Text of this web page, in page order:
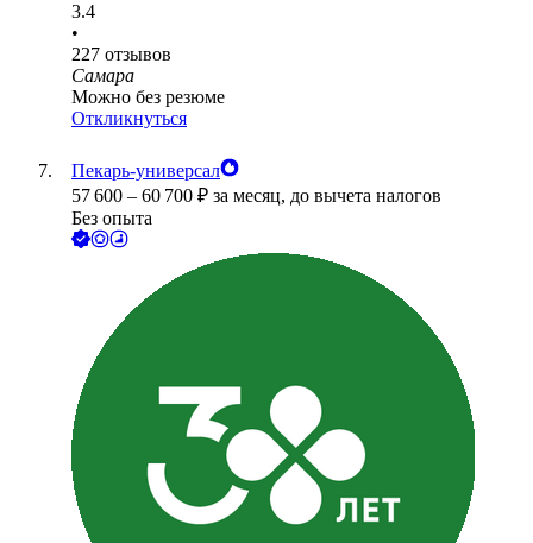
3.4
•
227 отзывов
Самара
Можно без резюме
Откликнуться
Пекарь-универсал
57 600 – 60 700 ₽ за месяц, до вычета налогов
Без опыта